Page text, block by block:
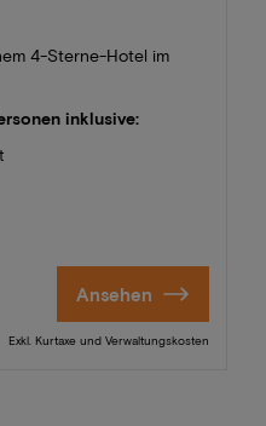
4-Sterne-Hotel im
inklusive:
Ansehen
Exkl. Kurtaxe und Verwaltungskosten